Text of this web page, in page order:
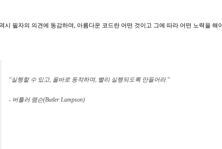
역시 필자의 의견에 동감하며, 아름다운 코드란 어떤 것이고 그에 따라 어떤 노력을
"실행할 수 있고, 올바로 동작하며, 빨리 실행되도록 만들어라."
- 버틀러 램슨(Butler Lampson)